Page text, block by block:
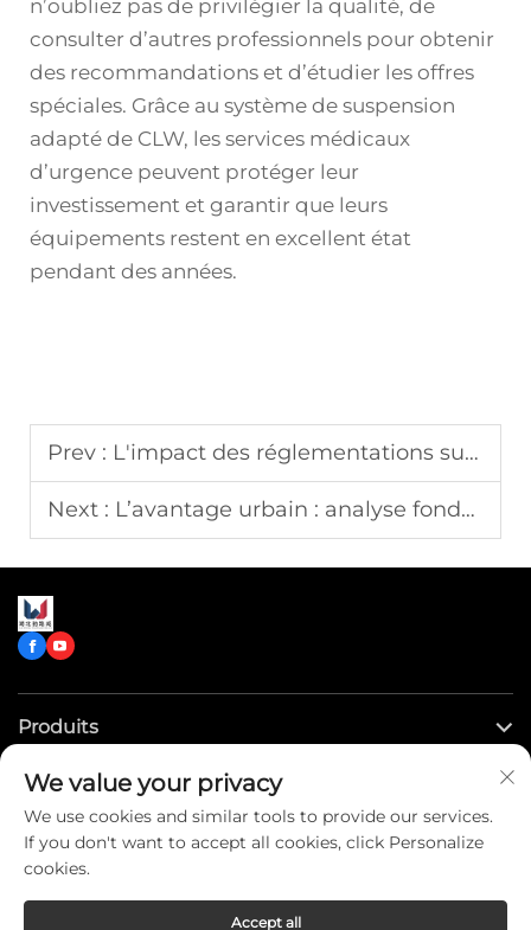
n’oubliez pas de privilégier la qualité, de
consulter d’autres professionnels pour obtenir
des recommandations et d’étudier les offres
spéciales. Grâce au système de suspension
adapté de CLW, les services médicaux
d’urgence peuvent protéger leur
investissement et garantir que leurs
équipements restent en excellent état
pendant des années.
Prev : L'impact des réglementations sur les émissions dans l'approvisionnement d'un nouveau camion-citerne d'eau
Next : L’avantage urbain : analyse fondée sur les données des temps de réponse des camions de pompiers à empattement court
Produits
Liens rapides
Contactez-nous
We value your privacy
We use cookies and similar tools to provide our services.
If you don't want to accept all cookies, click Personalize
cookies.
Accept all